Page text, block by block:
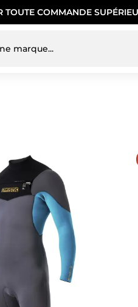
TOUTE COMMANDE